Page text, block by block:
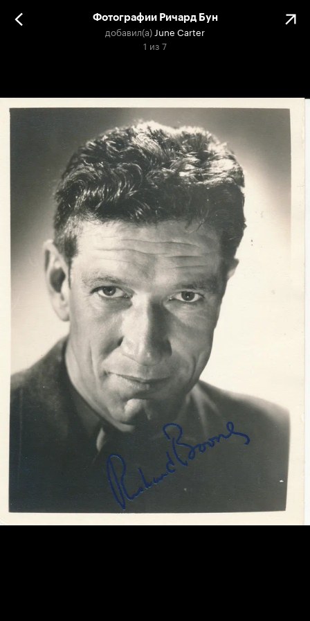
Фотографии Ричард Бун
добавил(а) June Carter
1 из 7